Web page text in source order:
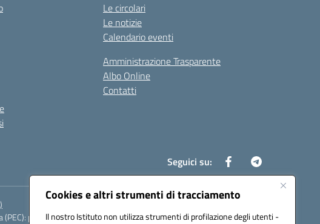
Cookies e altri strumenti di tracciamento
Il nostro Istituto non utilizza strumenti di profilazione degli utenti -
Le circolari
Le notizie
Calendario eventi
Amministrazione Trasparente
Albo Online
Contatti
Seguici su:
paic88700d@pec.istruzione.it